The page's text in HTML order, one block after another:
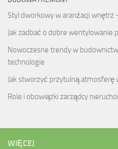
Styl dworkowy w aranżacji wnętrz
Jak zadbać o dobre wentylowanie
Nowoczesne trendy w
technologie
Jak stworzyć przytulną atmosferę
Role i obowiązki zarządcy
WIĘCEJ